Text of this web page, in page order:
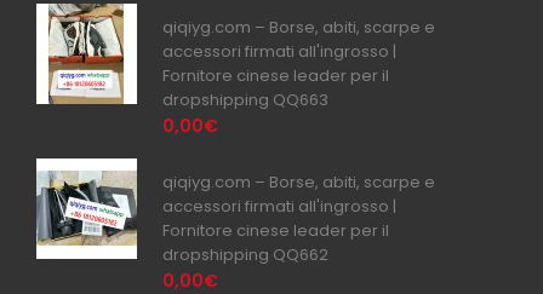
qiqiyg.com – Borse, abiti, scarpe e
accessori firmati all'ingrosso |
Fornitore cinese leader per il
dropshipping QQ663
0,00€
qiqiyg.com – Borse, abiti, scarpe e
accessori firmati all'ingrosso |
Fornitore cinese leader per il
dropshipping QQ662
0,00€